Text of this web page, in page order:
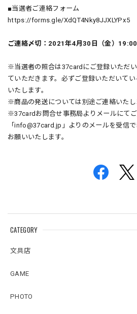
CATEGORY
文具店
GAME
PHOTO
■当選者ご連絡フォーム
https://forms.gle/XdQT4Nky8JJXLYPx5
ご連絡〆切：2021年4月30日（金）
※当選者の照合は37cardにご登録いただ
ていただきます。必ずご登録いただいて
いたします。
※商品の発送については別途ご連絡いたし
※37cardお問合せ事務局よりメールにてご
「info@37card.jp 」よりのメールを受信
お願いいたします。